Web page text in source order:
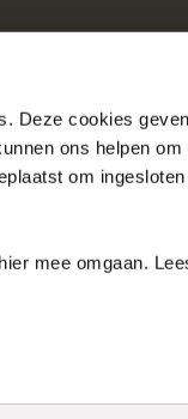
Deze cookies
ons helpen
om
mee omgaan.
Over Nictiz